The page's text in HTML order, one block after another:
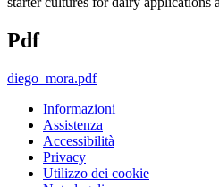
Pdf
diego_mora.pdf
Informazioni
Assistenza
Accessibilità
Privacy
Utilizzo dei cookie